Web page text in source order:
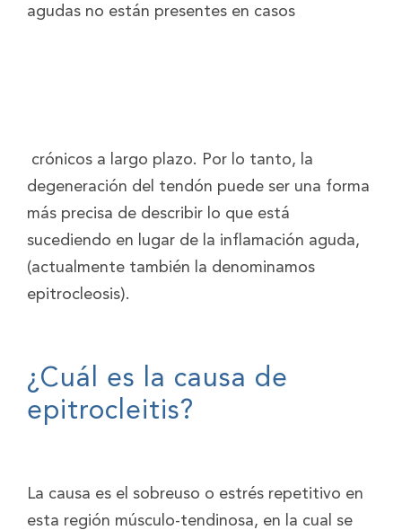
agudas no están presentes en casos
crónicos a largo plazo. Por lo tanto, la
degeneración del tendón puede ser una forma
más precisa de describir lo que está
sucediendo en lugar de la inflamación aguda,
(actualmente también la denominamos
epitrocleosis).
¿Cuál es la causa de
epitrocleitis?
La causa es el sobreuso o estrés repetitivo en
esta región músculo-tendinosa, en la cual se